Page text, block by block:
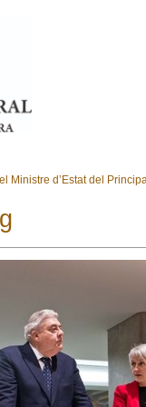
Ministre d’Estat del